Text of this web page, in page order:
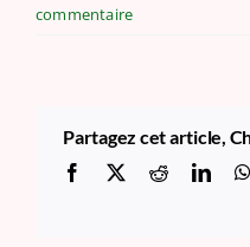
commentaire
Partagez cet article,
Facebook
X Reddit